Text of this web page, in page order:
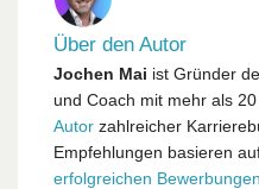
Über den Autor
Jochen Mai ist Gründer
und Coach mit mehr als
Autor zahlreicher
Empfehlungen basieren
erfolgreichen Bewerbungen